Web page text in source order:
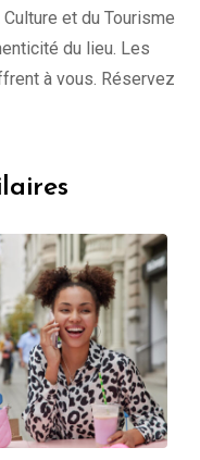
et du Tourisme
du lieu. Les
à vous. Réservez